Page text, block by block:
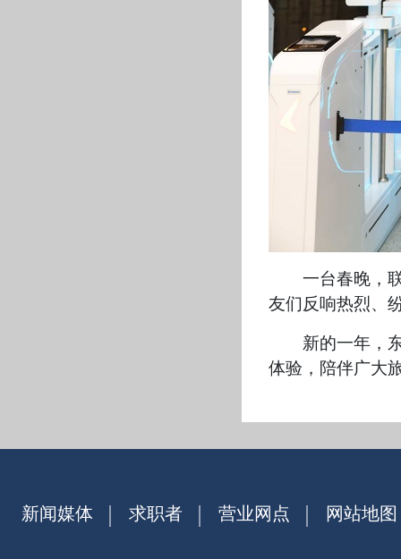
一台春晚，
友们反响热烈、
新的一年，
体验，陪伴广大
新闻媒体 求职者 营业网点 网站地图